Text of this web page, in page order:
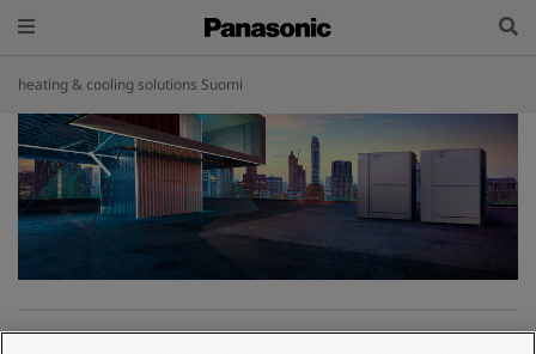
heating & cooling solutions Suomi